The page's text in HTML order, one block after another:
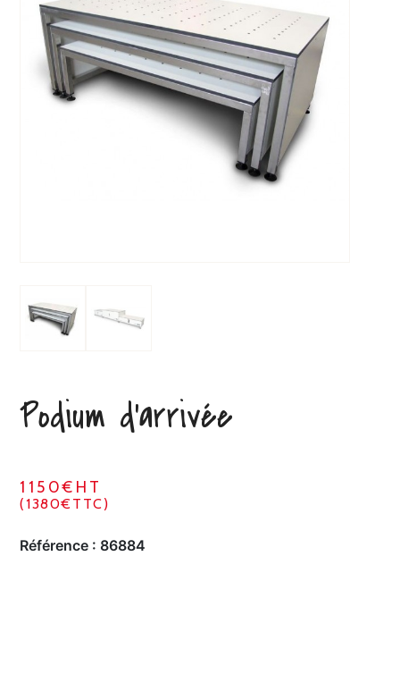
Podium d’arrivée
1150€HT
(1380€TTC)
Référence : 86884